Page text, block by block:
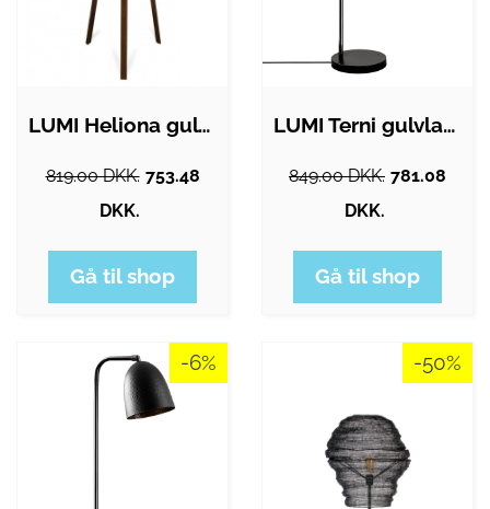
LUMI Heliona gulvlampe - beige/guld stof…
819.00 DKK. 753.48
DKK.
Gå til shop
LUMI Terni gulvlampe - guldfarvet og…
849.00 DKK. 781.08
DKK.
Gå til shop
-6% -50%